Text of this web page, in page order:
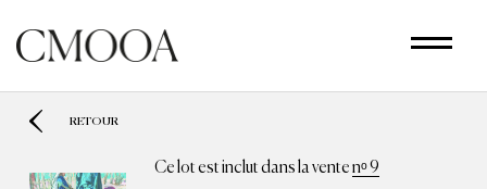
contenu
principal
RETOUR
Ce lot est inclut dans la ventenᵒ 9